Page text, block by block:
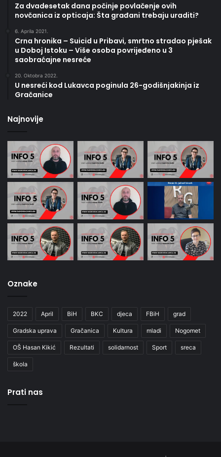
Za dvadesetak dana počinje povlačenje ovih
novčanica iz opticaja: Šta građani trebaju uraditi?
6. Aprila 2021.
Crna hronika – Suicid u Pribavi, smrtno stradao pješak
u Doboj Istoku – Više osoba povrijeđeno u 3
saobraćajne nesreće
20. Oktobra 2022.
U nesreći kod Lukavca poginula 26-godišnjakinja iz
Gračanice
Najnovije
Oznake
2022 April BiH BKC djeca FBiH grad
Gradska uprava Gračanica Kultura mladi Nogomet
OŠ Hasan Kikić Rezultati solidarnost Sport sreca
škola
Prati nas